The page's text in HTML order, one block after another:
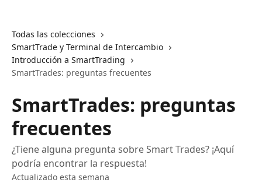
Todas las colecciones
SmartTrade y Terminal de Intercambio
Introducción a SmartTrading
SmartTrades: preguntas frecuentes
SmartTrades: preguntas
frecuentes
¿Tiene alguna pregunta sobre Smart Trades? ¡Aquí
podría encontrar la respuesta!
Actualizado esta semana